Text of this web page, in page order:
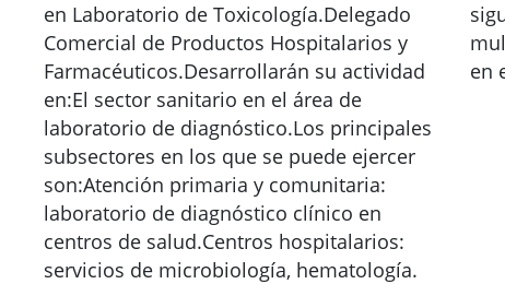
en Laboratorio de Toxicología.Delegado
Comercial de Productos Hospitalarios y
Farmacéuticos.Desarrollarán su actividad
en:El sector sanitario en el área de
laboratorio de diagnóstico.Los principales
subsectores en los que se puede ejercer
son:Atención primaria y comunitaria:
laboratorio de diagnóstico clínico en
centros de salud.Centros hospitalarios:
servicios de microbiología, hematología.
en